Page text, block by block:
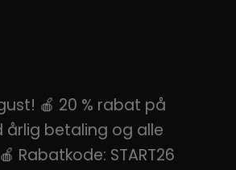
🍎 20 % rabat på
årlig betaling og alle
Rabatkode: START26